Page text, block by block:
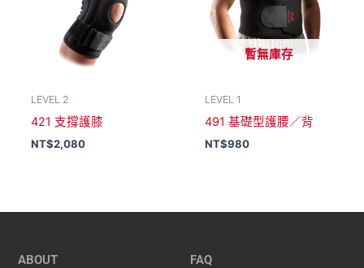
LEVEL 2
421 支撐護膝
NT$2,080
暫無庫存
LEVEL 1
491 基礎型護腰／背
NT$980
ABOUT FAQ